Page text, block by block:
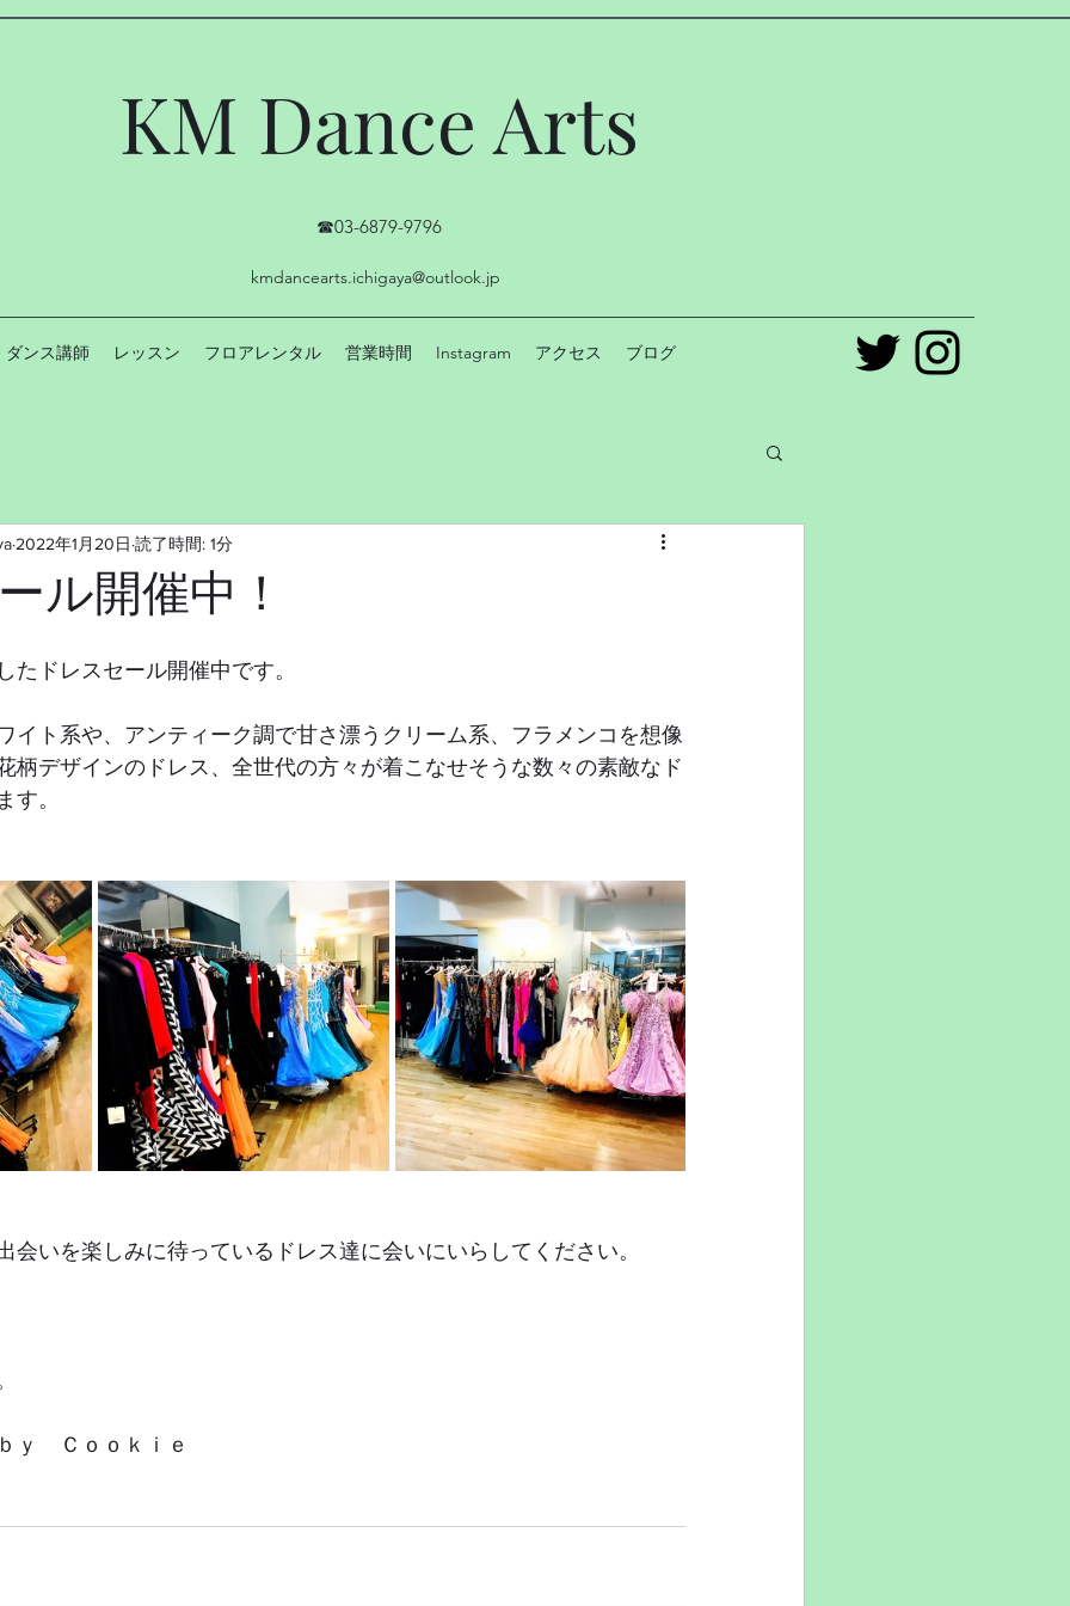
KM Dance Arts
☎03-6879-9796
kmdancearts.ichigaya@outlook.jp
ダンス講師 レッスン フロアレンタル 営業時間 Instagram アクセス ブログ
ル開催中！
2022年1月20日 読了時間: 1分
たドレスセール開催中です。
イト系や、アンティーク調で甘さ漂うクリーム系、フラメンコを想像
柄デザインのドレス、全世代の方々が着こなせそうな数々の素敵なド
す。
会いを楽しみに待っているドレス達に会いにいらしてください。
ｏｋｉｅ